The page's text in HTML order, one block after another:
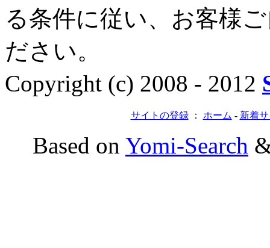
る条件に従い、お客様
ださい。
Copyright (c) 2008 - 2012
サイトの登録： ホーム - 新着
Based on Yomi-Search